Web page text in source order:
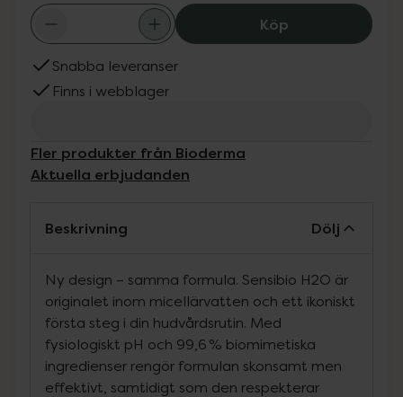
KöpBioderma
Snabba leveranser
Finns i webblager
Fler produkter från Bioderma
Aktuella erbjudanden
Beskrivning Dölj
Ny design – samma formula. Sensibio H2O är
originalet inom micellärvatten och ett ikoniskt
första steg i din hudvårdsrutin. Med
fysiologiskt pH och 99,6 % biomimetiska
ingredienser rengör formulan skonsamt men
effektivt, samtidigt som den respekterar